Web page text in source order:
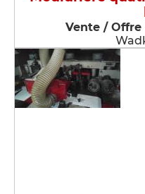
Vente / Offre